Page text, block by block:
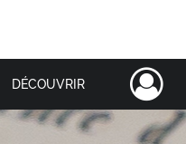
DÉCOUVRIR